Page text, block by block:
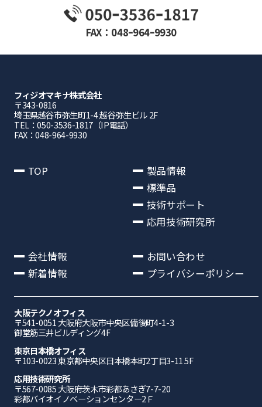
FAX：048ｰ964ｰ9930
フィジオマキナ株式会社
〒343-0816
埼⽟県越⾕市弥⽣町1-4 越⾕弥⽣ビル 2F
TEL：050-3536-1817（IP電話）
FAX：048-964-9930
TOP
製品情報
標準品
技術サポート
応用技術研究所
会社情報
新着情報
お問い合わせ
プライバシーポリシー
大阪テクノオフィス
〒541-0051 ⼤阪府⼤阪市中央区備後町4-1-3
御堂筋三井ビルディング4F
東京日本橋オフィス
〒103-0023 東京都中央区日本橋本町2丁目3-11 5F
応⽤技術研究所
〒567-0085 ⼤阪府茨⽊市彩都あさぎ7-7-20
彩都バイオイノベーションセンター2Ｆ